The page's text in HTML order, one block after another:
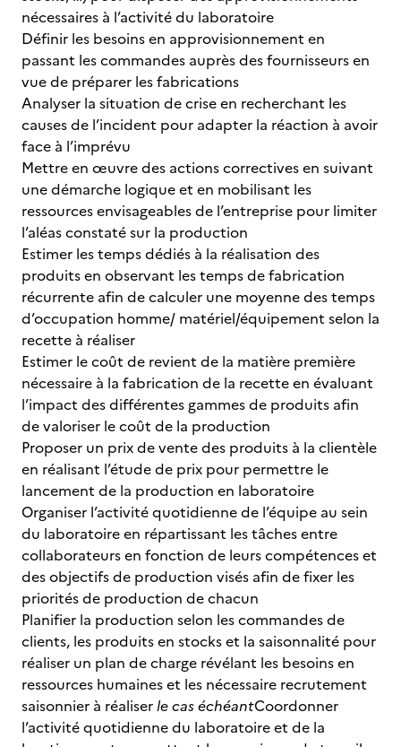
nécessaires à l’activité du laboratoire
Définir les besoins en approvisionnement en
passant les commandes auprès des fournisseurs en
vue de préparer les fabrications
Analyser la situation de crise en recherchant les
causes de l’incident pour adapter la réaction à avoir
face à l’imprévu
Mettre en œuvre des actions correctives en suivant
une démarche logique et en mobilisant les
ressources envisageables de l’entreprise pour limiter
l’aléas constaté sur la production
Estimer les temps dédiés à la réalisation des
produits en observant les temps de fabrication
récurrente afin de calculer une moyenne des temps
d’occupation homme/ matériel/équipement selon la
recette à réaliser
Estimer le coût de revient de la matière première
nécessaire à la fabrication de la recette en évaluant
l’impact des différentes gammes de produits afin
de valoriser le coût de la production
Proposer un prix de vente des produits à la clientèle
en réalisant l’étude de prix pour permettre le
lancement de la production en laboratoire
Organiser l’activité quotidienne de l’équipe au sein
du laboratoire en répartissant les tâches entre
collaborateurs en fonction de leurs compétences et
des objectifs de production visés afin de fixer les
priorités de production de chacun
Planifier la production selon les commandes de
clients, les produits en stocks et la saisonnalité pour
réaliser un plan de charge révélant les besoins en
ressources humaines et les nécessaire recrutement
saisonnier à réaliserle cas échéantCoordonner
l’activité quotidienne du laboratoire et de la